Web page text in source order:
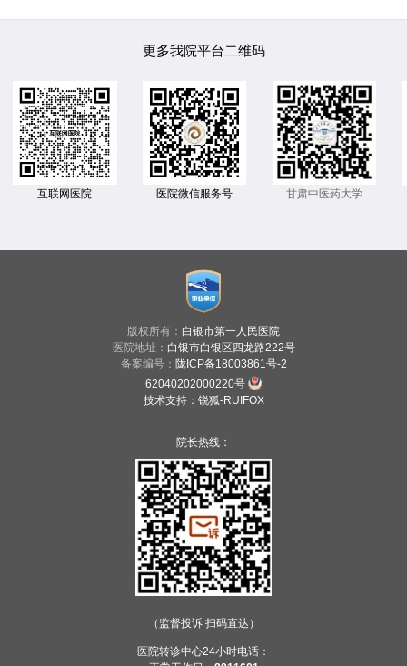
更多我院平台二维码
互联网医院 医院微信服务号 甘肃中医药大学
版权所有： 白银市第一人民医院
医院地址： 白银市白银区四龙路222号
备案编号： 陇ICP备18003861号-2
62040202000220号
技术支持： 锐狐-RUIFOX
院长热线：
（监督投诉 扫码直达）
医院转诊中心24小时电话：